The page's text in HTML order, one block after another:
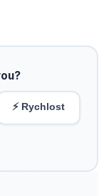
⚡ Rychlost